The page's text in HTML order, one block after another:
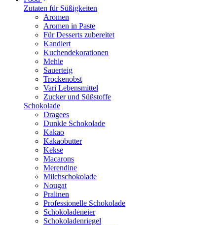
Zutaten für Süßigkeiten
Aromen
Aromen in Paste
Für Desserts zubereitet
Kandiert
Kuchendekorationen
Mehle
Sauerteig
Trockenobst
Vari Lebensmittel
Zucker und Süßstoffe
Schokolade
Dragees
Dunkle Schokolade
Kakao
Kakaobutter
Kekse
Macarons
Merendine
Milchschokolade
Nougat
Pralinen
Professionelle Schokolade
Schokoladeneier
Schokoladenriegel